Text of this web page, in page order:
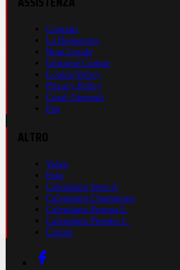
Contatti
La Redazione
Nota Legale
Gestione Cookie
Cookie Policy
Privacy Policy
Cond. Generali
Faq
Video
Foto
Calendario Serie A
Calendario Champions
Calendario Europa L.
Calendario Premier L.
Casinò